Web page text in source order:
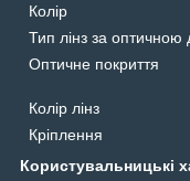
Колір
Тип лінз за оптичною
Оптичне покриття
Колір лінз
Кріплення
Користувальницькі